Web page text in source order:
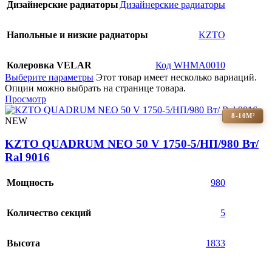
Дизайнерские радиаторы Дизайнерские радиаторы
Напольные и низкие радиаторы KZTO
Колеровка VELAR
Код WHMA0010
Выберите параметры Этот товар имеет несколько вариаций.
Опции можно выбрать на странице товара.
Просмотр
8-10М²
NEW
KZTO QUADRUM NEO 50 V 1750-5/НП/980 Вт/
Ral 9016
Мощность 980
Количество секций 5
Высота 1833